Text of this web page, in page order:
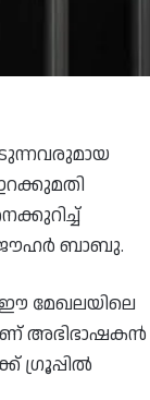
ജൗഹർ ബാബു.
മേഖലയിലെ
അഭിഭാഷകൻ
ഗ്രൂപ്പിൽ